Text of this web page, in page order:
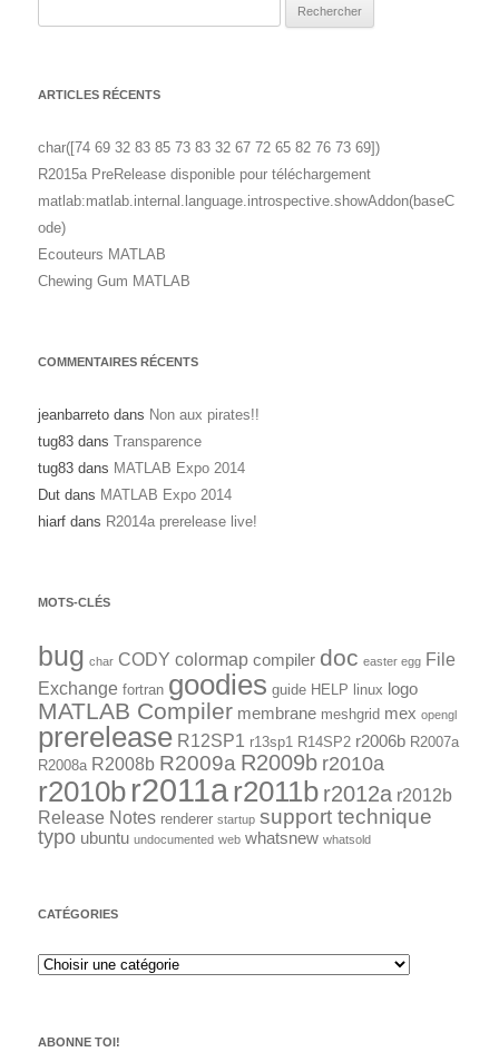
ARTICLES RÉCENTS
char([74 69 32 83 85 73 83 32 67 72 65 82 76 73 69])
R2015a PreRelease disponible pour téléchargement
matlab:matlab.internal.language.introspective.showAddon(baseC
ode)
Ecouteurs MATLAB
Chewing Gum MATLAB
COMMENTAIRES RÉCENTS
jeanbarreto dans Non aux pirates!!
tug83 dans Transparence
tug83 dans MATLAB Expo 2014
Dut dans MATLAB Expo 2014
hiarf dans R2014a prerelease live!
MOTS-CLÉS
bug char CODY colormap compiler doc easter egg File
Exchange fortran goodies guide HELP linux logo
MATLAB Compiler membrane meshgrid mex opengl
prerelease R12SP1 r13sp1 R14SP2 r2006b R2007a
R2008a R2008b R2009a R2009b r2010a
r2010b r2011ar2011b r2012a r2012b
Release Notes renderer startup support technique
typo ubuntu undocumented web whatsnew whatsold
CATÉGORIES
ABONNE TOI!